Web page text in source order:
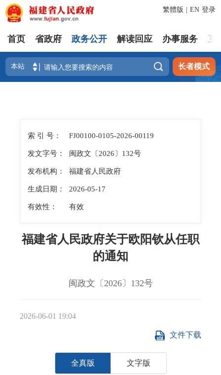
登录
繁體版 EN
首页 省政府 政务公开 解读回应 办事服务 互
 长者模式
索 引 号： FJ00100-0105-2026-00119
发文字号： 闽政文〔2026〕132号
发布机构： 福建省人民政府
生成日期： 2026-05-17
有效性： 有效
福建省人民政府关于欧阳钦从任职
的通知
闽政文〔2026〕132号
2026-06-01 19:04
全真版 文字版
文件下载